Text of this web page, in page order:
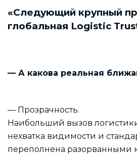
«Следующий крупный
глобальная Logistic
— А какова реальная
— Прозрачность.
Наибольший вызов
нехватка видимости и
переполнена